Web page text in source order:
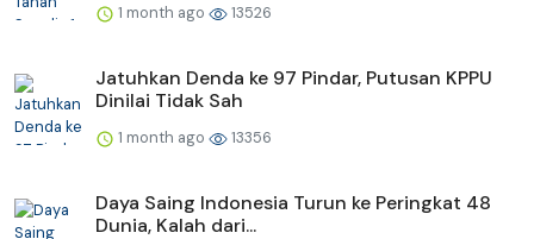
1 month ago 13526
Jatuhkan Denda ke 97 Pindar, Putusan KPPU
Dinilai Tidak Sah
1 month ago 13356
Daya Saing Indonesia Turun ke Peringkat 48
Dunia, Kalah dari...